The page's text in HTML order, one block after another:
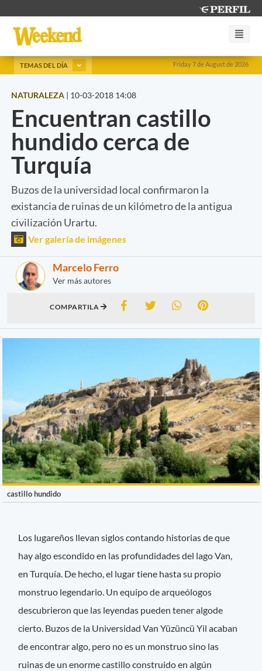
Friday 7 de August de 2026
TEMAS DEL DÍA
NATURALEZA | 10-03-2018 14:08
Encuentran castillo
hundido cerca de
Turquía
Buzos de la universidad local confirmaron la
existancia de ruinas de un kilómetro de la antigua
civilización Urartu.
Ver galería de imágenes
Marcelo Ferro
Ver más autores
COMPARTILA
castillo hundido
Los lugareños llevan siglos contando historias de que
hay algo escondido en las profundidades del lago Van,
en Turquía. De hecho, el lugar tiene hasta su propio
monstruo legendario. Un equipo de arqueólogos
descubrieron que las leyendas pueden tener algode
cierto. Buzos de la Universidad Van Yüzüncü Yil acaban
de encontrar algo, pero no es un monstruo sino las
ruinas de un enorme castillo construido en algún